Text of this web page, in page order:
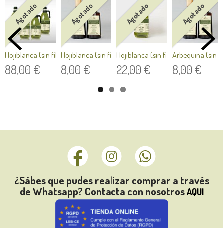
Agotado
Hojiblanca (sin filtrar) Cosecha...
88,00 €
Agotado
Hojiblanca (sin filtrar) Cosecha...
8,00 €
Agotado
Hojiblanca (sin filtrar) Cosecha...
22,00 €
Agotado
Arbequina (sin
8,00 €
¿Sábes que pudes realizar comprar a través
de Whatsapp? Contacta con nosotrosAQUI